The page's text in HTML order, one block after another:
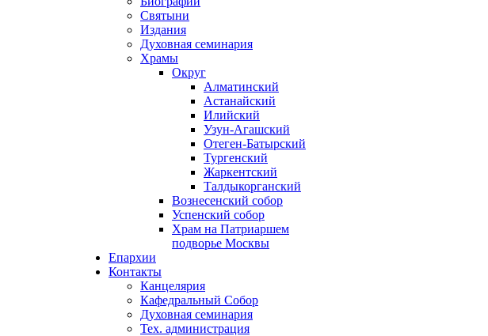
Святыни
Издания
Духовная семинария
Храмы
Округ
Алматинский
Астанайский
Илийский
Узун-Агашский
Отеген-Батырский
Тургенский
Жаркентский
Талдыкорганский
Вознесенский собор
Успенский собор
Храм на Патриаршем
подворье Москвы
Епархии
Контакты
Канцелярия
Кафедральный Собор
Духовная семинария
Тех. администрация